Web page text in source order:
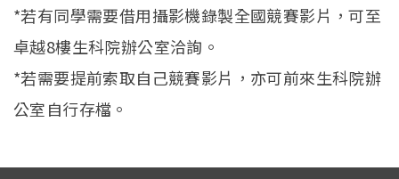
*若有同學需要借用攝影機錄製全國競賽影片，可至
卓越8樓生科院辦公室洽詢。
*若需要提前索取自己競賽影片，亦可前來生科院辦
公室自行存檔。